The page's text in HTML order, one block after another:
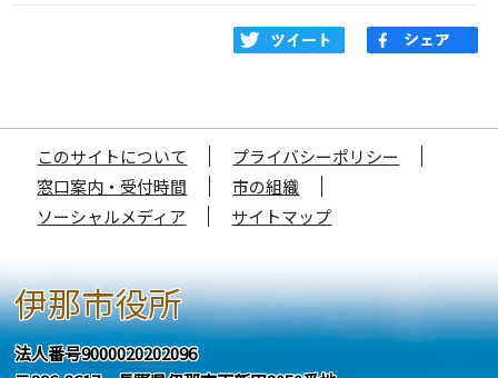
このサイトについて
プライバシーポリシー
窓口案内・受付時間
市の組織
ソーシャルメディア
サイトマップ
伊那市役所
法人番号9000020202096